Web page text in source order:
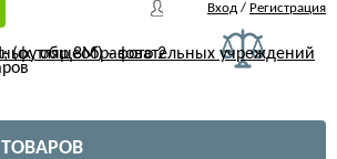
Вход / Регистрация